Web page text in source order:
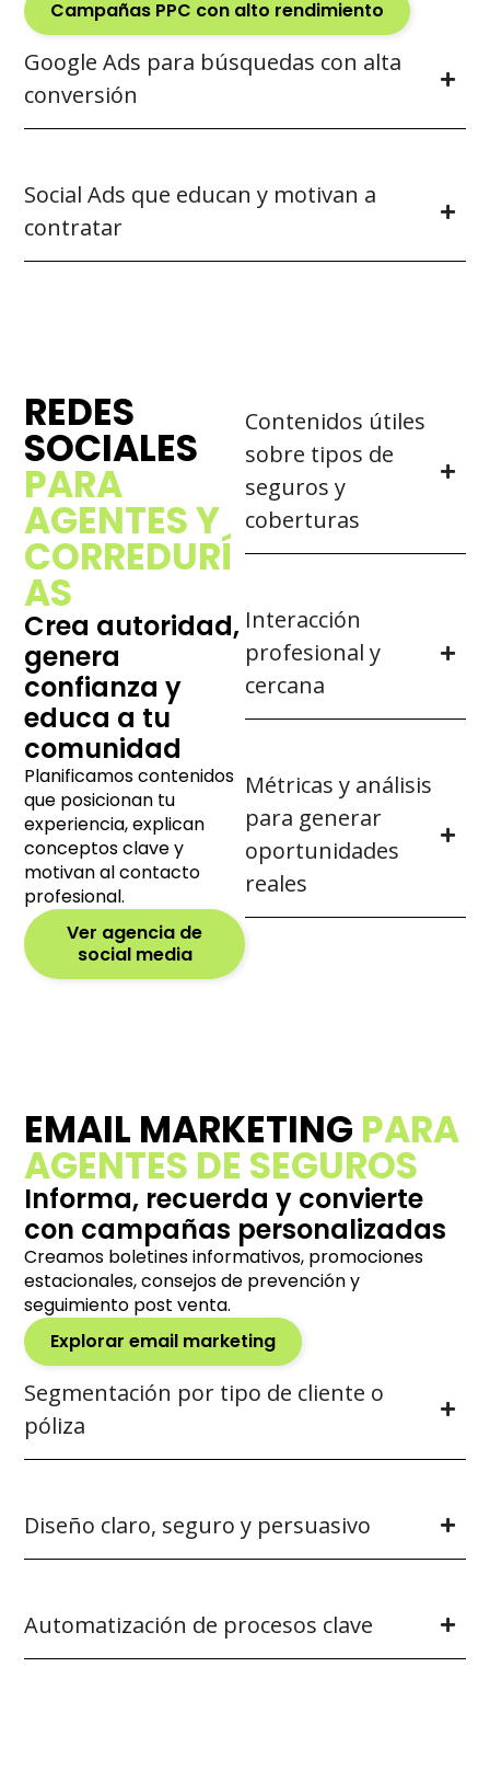
Google Ads para búsquedas con alta
conversión
Social Ads que educan y motivan a
contratar
Campañas PPC con alto rendimiento
REDES
SOCIALES
PARA
AGENTES Y
CORREDURÍ
AS
Crea autoridad,
genera
confianza y
educa a tu
comunidad
Planificamos contenidos
que posicionan tu
experiencia, explican
conceptos clave y
motivan al contacto
profesional.
Ver agencia de
social media
Contenidos útiles
sobre tipos de
seguros y
coberturas
Interacción
profesional y
cercana
Métricas y análisis
para generar
oportunidades
reales
Segmentación por tipo de cliente o
póliza
Diseño claro, seguro y persuasivo
Automatización de procesos clave
EMAIL MARKETING PARA
AGENTES DE SEGUROS
Informa, recuerda y convierte
con campañas personalizadas
Creamos boletines informativos, promociones
estacionales, consejos de prevención y
seguimiento post venta.
Explorar email marketing